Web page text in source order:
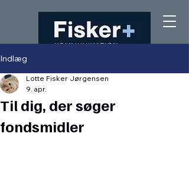
Indlæg
Til dig, der søger
fondsmidler
Lotte Fisker Jørgensen
9. apr.